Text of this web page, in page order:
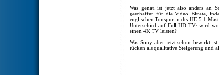
Was genau ist jetzt also anders an
geschaffen für die Video Bitrate,
englischen Tonspur in dts-HD 5.1
Unterschied auf Full HD TVs wird
einen 4K TV leisten?
Was Sony aber jetzt schon bewirkt
rücken als qualitative Steigerung und